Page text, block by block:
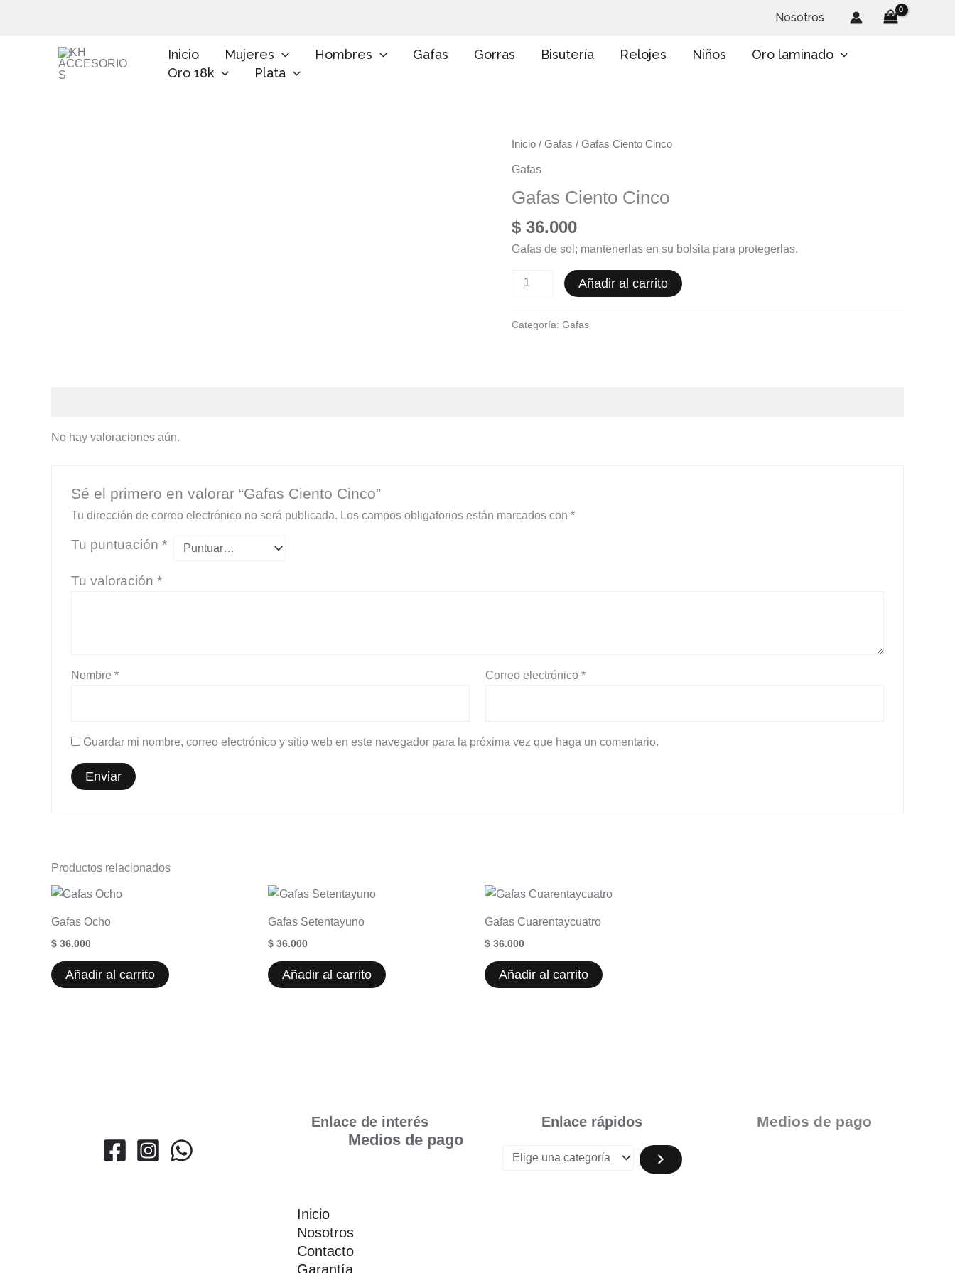
Nosotros
Inicio Mujeres Hombres Gafas Gorras Bisutería Relojes Niños
Oro laminado
Oro 18k
Plata
Inicio / Gafas / Gafas Ciento Cinco
Gafas
Gafas Ciento Cinco
$ 36.000
Gafas de sol; mantenerlas en su bolsita para protegerlas.
Gafas
cantidad
Añadir al carrito
Categoría: Gafas
No hay valoraciones aún.
Sé el primero en valorar “Gafas Ciento Cinco”
Tu dirección de correo electrónico no será publicada. Los campos obligatorios están marcados con *
Tu puntuación *
Tu valoración *
Nombre * Correo electrónico*
Guardar mi nombre, correo electrónico y sitio web en este navegador para la próxima vez que haga un comentario.
Productos relacionados
Gafas Ocho
$ 36.000
Añadir al carrito
Gafas Setentayuno
$ 36.000
Añadir al carrito
Gafas Cuarentaycuatro
$ 36.000
Añadir al carrito
Enlace de interés
Medios de pago
Inicio
Nosotros
Contacto
Garantía
Enlace rápidos
g
e
Medios de pago